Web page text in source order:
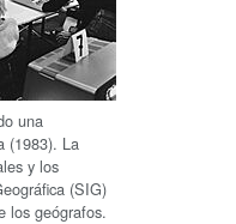
una
(1983). La
y los
(SIG)
los geógrafos.